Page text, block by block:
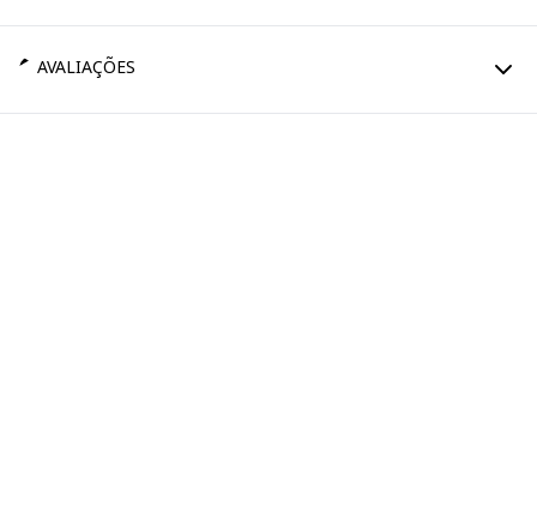
AVALIAÇÕES